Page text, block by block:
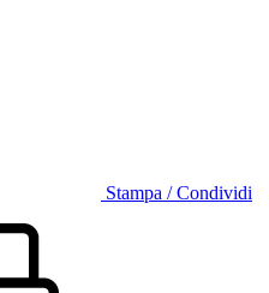
Stampa / Condividi